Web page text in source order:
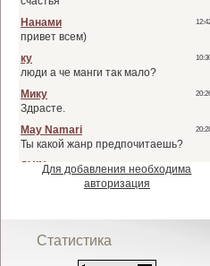
Для добавления необходима
авторизация
Статистика